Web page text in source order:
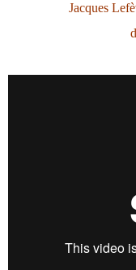
Jacques